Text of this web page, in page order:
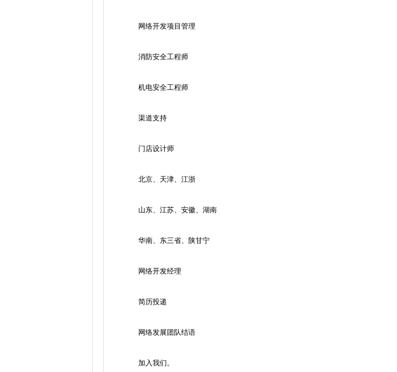
网络开发项目管理
消防安全工程师
机电安全工程师
渠道支持
门店设计师
北京、天津、江浙
山东、江苏、安徽、湖南
华南、东三省、陕甘宁
网络开发经理
简历投递
网络发展团队结语
加入我们。